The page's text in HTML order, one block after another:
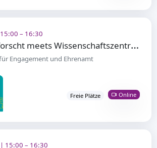
– 16:30
#
EngagiertGeforscht meets Wissenschaftszentrum Berlin
Engagement und Ehrenamt
Freie Plätze Online
15:00 – 16:30